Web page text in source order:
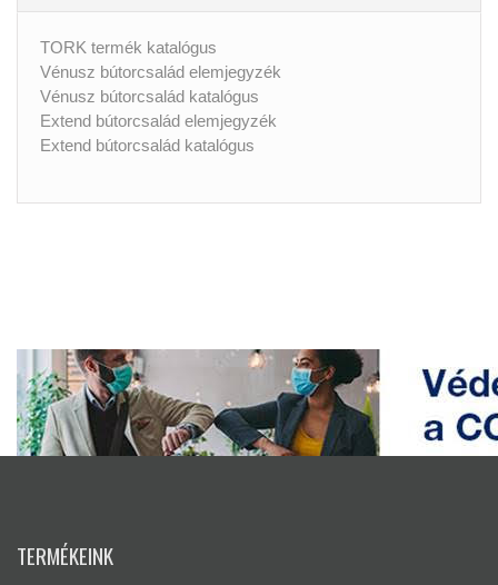
TORK termék katalógus
Vénusz bútorcsalád elemjegyzék
Vénusz bútorcsalád katalógus
Extend bútorcsalád elemjegyzék
Extend bútorcsalád katalógus
TERMÉKEINK